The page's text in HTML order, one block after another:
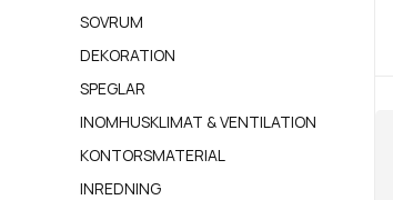
SOVRUM
DEKORATION
SPEGLAR
INOMHUSKLIMAT & VENTILATION
KONTORSMATERIAL
INREDNING